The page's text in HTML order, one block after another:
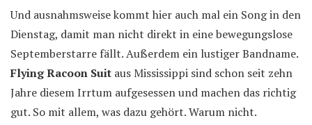
Und ausnahmsweise kommt hier auch mal ein Song in den
Dienstag, damit man nicht direkt in eine bewegungslose
Septemberstarre fällt. Außerdem ein lustiger Bandname.
Flying Racoon Suit aus Mississippi sind schon seit zehn
Jahre diesem Irrtum aufgesessen und machen das richtig
gut. So mit allem, was dazu gehört. Warum nicht.